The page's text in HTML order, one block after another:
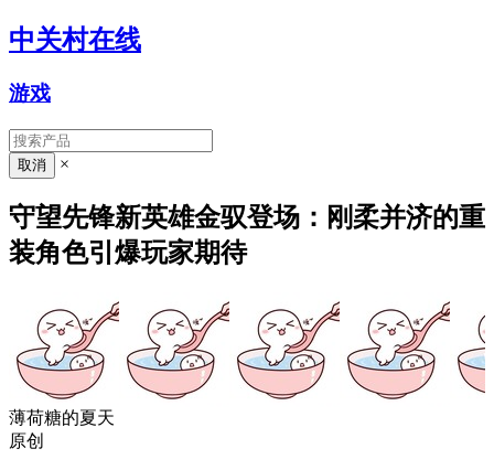
中关村在线
游戏
×
守望先锋新英雄金驭登场：刚柔并济的重
装角色引爆玩家期待
薄荷糖的夏天
原创